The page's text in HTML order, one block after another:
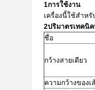
1การใช้งาน
เครื่องนี้ใช้สําห
2ปริมาตรเทคนิ
ชื่อ
กว้างสายเดียว
ความกว้างของเ